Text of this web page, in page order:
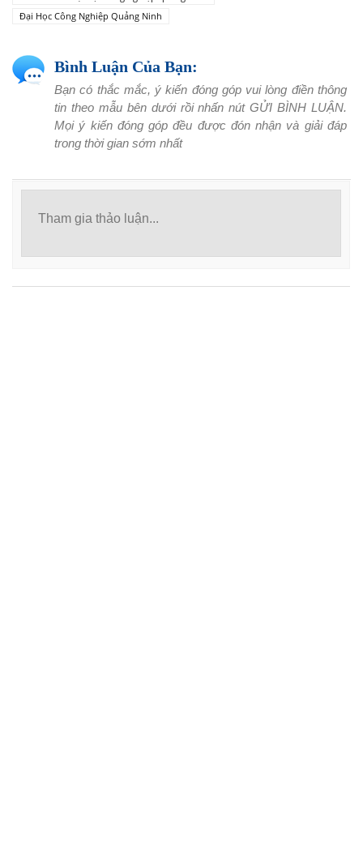
Đại Học Công Nghiệp Quảng Ninh
Bình Luận Của Bạn:
Bạn có thắc mắc, ý kiến đóng góp vui lòng điền thông
tin theo mẫu bên dưới rồi nhấn nút GỬI BÌNH LUẬN.
Mọi ý kiến đóng góp đều được đón nhận và giải đáp
trong thời gian sớm nhất